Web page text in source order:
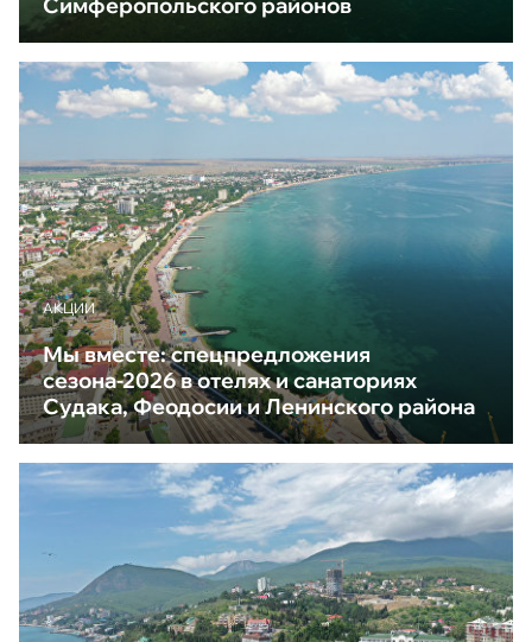
АКЦИИ
Мы вместе: спецпредложения
сезона-2026 в отелях и санаториях
Судака, Феодосии и Ленинского района